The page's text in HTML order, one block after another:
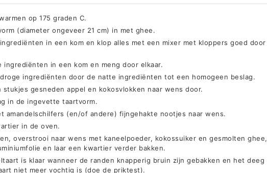
op 175 graden C.
(diameter ongeveer 21 cm) in met ghee.
in een kom en klop alles met een mixer met kloppers goed door
ingrediënten in een kom en meng door elkaar.
ingrediënten door de natte ingrediënten tot een homogeen beslag.
stukjes gesneden appel en kokosvlokken naar wens door.
in de ingevette taartvorm.
amandelschilfers (en/of andere) fijngehakte nootjes naar wens.
in de oven.
overstrooi naar wens met kaneelpoeder, kokossuiker en gesmolten ghee,
en laar een kwartier verder bakken.
is klaar wanneer de randen knapperig bruin zijn gebakken en het deeg
niet meer vochtig is (doe de priktest).